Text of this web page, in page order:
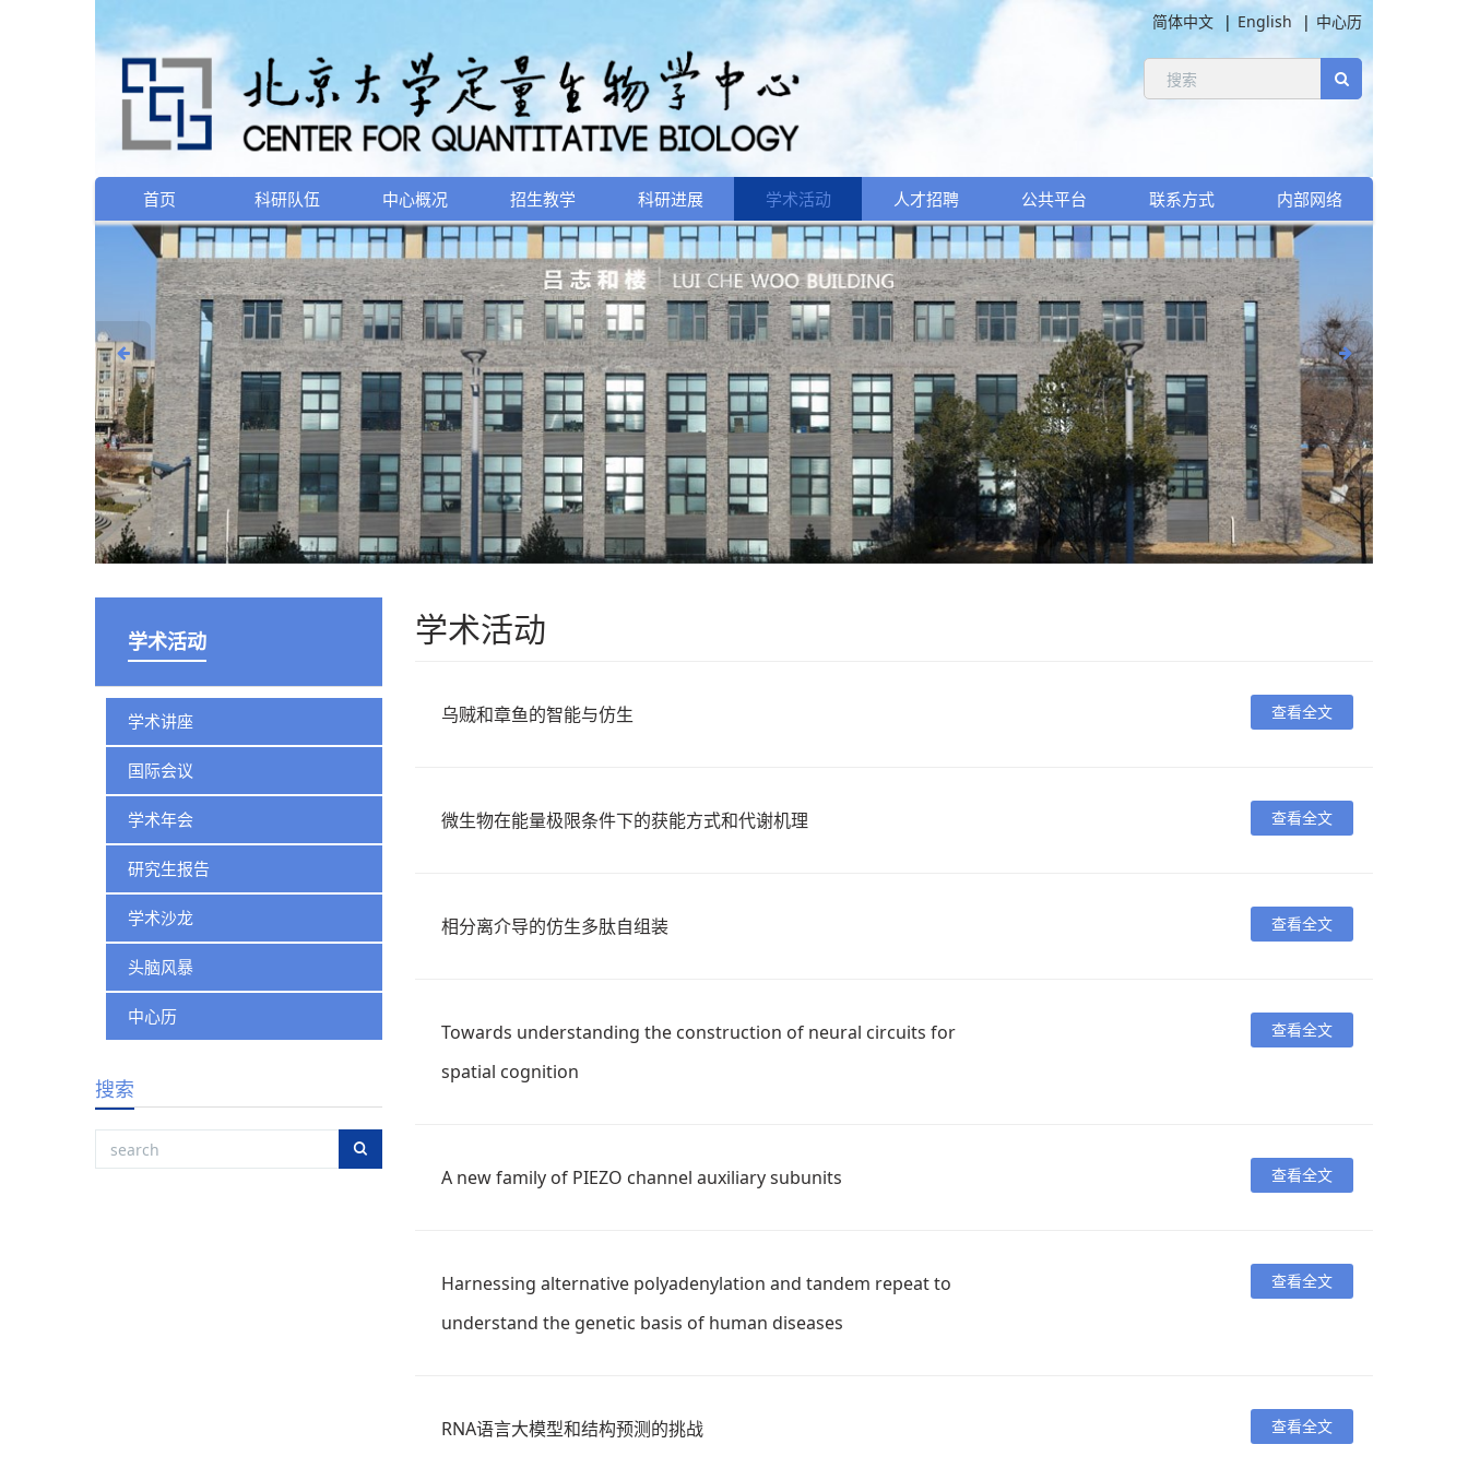
简体中文 English 中心历
首页 科研队伍 中心概况 招生教学 科研进展 学术活动 人才招聘 公共平台 联系方式 内部网络
学术活动
乌贼和章鱼的智能与仿生 查看全文
微生物在能量极限条件下的获能方式和代谢机理 查看全文
相分离介导的仿生多肽自组装 查看全文
Towards understanding the construction of neural circuits for
spatial cognition
查看全文
A new family of PIEZO channel auxiliary subunits 查看全文
Harnessing alternative polyadenylation and tandem repeat to
understand the genetic basis of human diseases
查看全文
RNA语言大模型和结构预测的挑战 查看全文
学术活动
学术讲座
国际会议
学术年会
研究生报告
学术沙龙
头脑风暴
中心历
搜索